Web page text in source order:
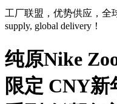
工厂联盟，优势供应，全
supply, global delivery！
纯原Nike
限定 CNY新